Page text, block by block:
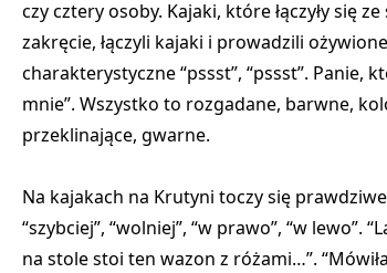
czy cztery osoby. Kajaki, które łączyły się
zakręcie, łączyli kajaki i prowadzili
charakterystyczne “pssst”, “pssst”. Panie,
mnie”. Wszystko to rozgadane, barwne,
przeklinające, gwarne.
Na kajakach na Krutyni toczy się
“szybciej”, “wolniej”, “w prawo”, “w lewo”.
na stole stoi ten wazon z różami…”.